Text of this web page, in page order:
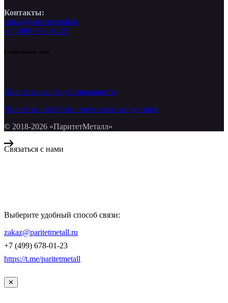
Контакты:
zakaz@paritetmetall.ru
+7 (499) 678-01-23
Социальные сети
Политика конфиденциальности
Политика обработки персональных данных
© 2018-2026 «ПаритетМеталл»
Связаться с нами
Выберите удобный способ связи:
zakaz@paritetmetall.ru
+7 (499) 678-01-23
https://t.me/paritetmetall
✕